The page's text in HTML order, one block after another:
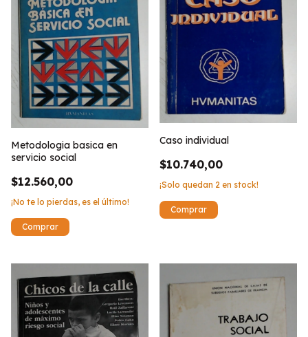
Metodologia basica en
servicio social
$12.560,00
¡No te lo pierdas, es el último!
Caso individual
$10.740,00
¡Solo quedan 2 en stock!